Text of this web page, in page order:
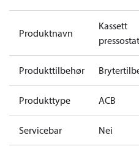
Produktnavn
Kassett
pressostat
Produkttilbehør
Produkttype ACB
Servicebar Nei